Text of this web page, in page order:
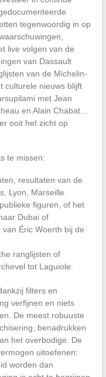
tegenwoordig in op
live volgen van de
van Dassault
van de Michelin-
culturele nieuws blijft
met Jean
en Alain Chabat…
ooit het zicht op
te missen:
resultaten van de
Lyon, Marseille.
figuren, of het
Dubai of
Éric Woerth bij de
ranglijsten of
tot Laguiole.
filters en
verfijnen en niets
De meest robuuste
benadrukken
het overbodige. De
uitoefenen:
worden dan